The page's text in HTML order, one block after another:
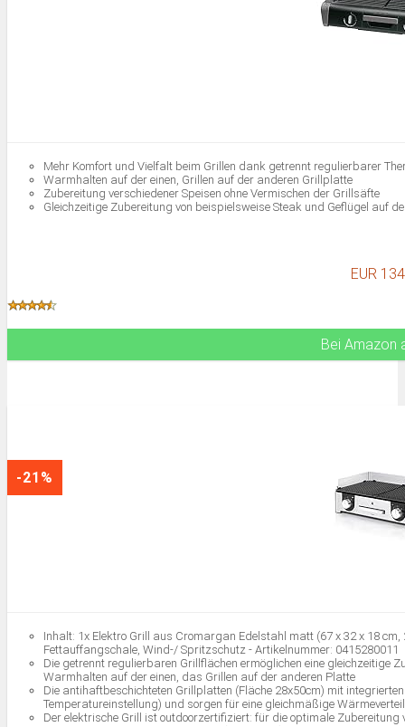
Mehr Komfort und Vielfalt beim Grillen dank getrennt regulierbarer
Warmhalten auf der einen, Grillen auf der anderen Grillplatte
Zubereitung verschiedener Speisen ohne Vermischen der Grillsäfte
Gleichzeitige Zubereitung von beispielsweise Steak und Geflügel auf
EUR
Bei Amazon
-21%
Inhalt: 1x Elektro Grill aus Cromargan Edelstahl matt (67 x 32 x 18
Fettauffangschale, Wind-/ Spritzschutz - Artikelnummer: 0415280011
Die getrennt regulierbaren Grillflächen ermöglichen eine gleichzeitige
Warmhalten auf der einen, das Grillen auf der anderen Platte
Die antihaftbeschichteten Grillplatten (Fläche 28x50cm) mit
Temperatureinstellung) und sorgen für eine gleichmäßige
Der elektrische Grill ist outdoorzertifiziert: für die optimale